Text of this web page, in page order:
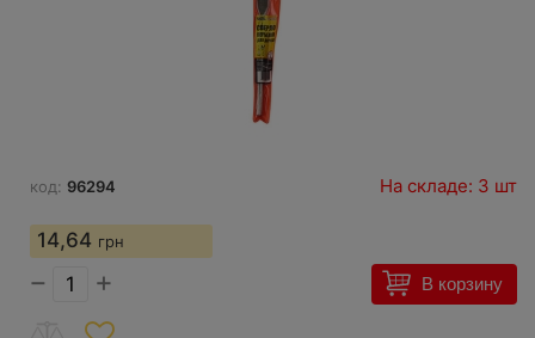
код: 96294 На складе: 3 шт
14,64 грн
− + В корзину